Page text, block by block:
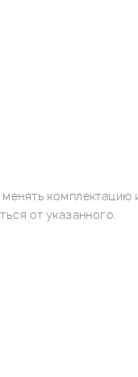
от указанного.